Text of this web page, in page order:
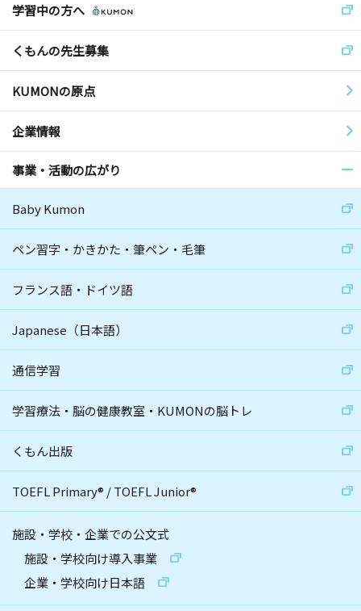
学習中の方へ
くもんの先生募集
KUMONの原点
企業情報
事業・活動の広がり
Baby Kumon
ペン習字・かきかた・筆ペン・毛筆
フランス語・ドイツ語
Japanese（日本語）
通信学習
学習療法・脳の健康教室・KUMONの脳トレ
くもん出版
TOEFL Primary® /TOEFL Junior®
施設・学校・企業での公文式
施設・学校向け導入事業
企業・学校向け日本語